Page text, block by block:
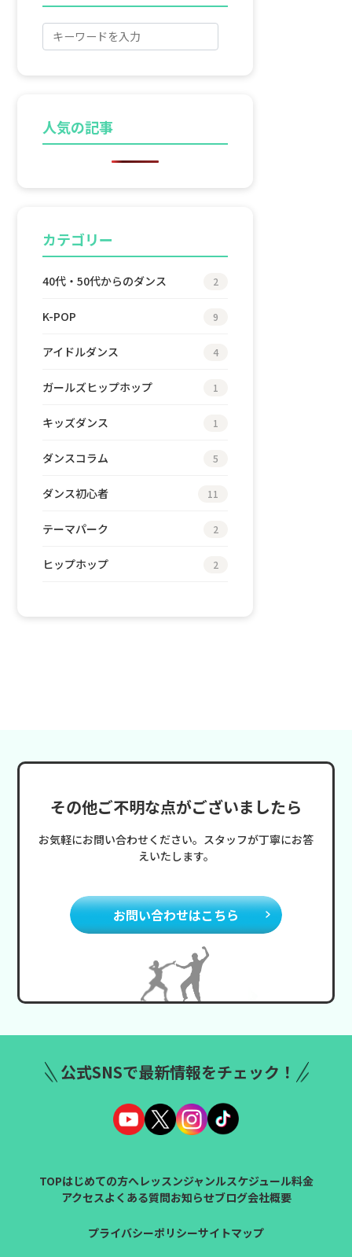
人気の記事
カテゴリー
40代・50代からのダンス 2
K-POP 9
アイドルダンス 4
ガールズヒップホップ 1
キッズダンス 1
ダンスコラム 5
ダンス初心者 11
テーマパーク 2
ヒップホップ 2
その他ご不明な点がございましたら
お気軽にお問い合わせください。スタッフが丁寧にお答
えいたします。
お問い合わせはこちら
公式SNSで最新情報をチェック！
TOPはじめての方へレッスンジャンルスケジュール料金
アクセスよくある質問お知らせブログ会社概要
プライバシーポリシーサイトマップ